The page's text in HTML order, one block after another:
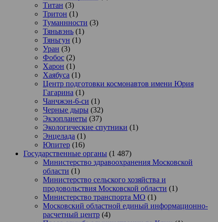
Титан (3)
Тритон (1)
Туманнности (3)
Тяньвэнь (1)
Тяньгун (1)
Уран (3)
Фобос (2)
Харон (1)
Хаябуса (1)
Центр подготовки космонавтов имени Юрия
Гагарина (1)
Чанчжэн-6-си (1)
Черные дыры (32)
Экзопланеты (37)
Экологические спутники (1)
Энцелада (1)
Юпитер (16)
Государственные органы (1 487)
Министерство здравоохранения Московской
области (1)
Министерство сельского хозяйства и
продовольствия Московской области (1)
Министерство транспорта МО (1)
Московский областной единый информационно-
расчетный центр (4)